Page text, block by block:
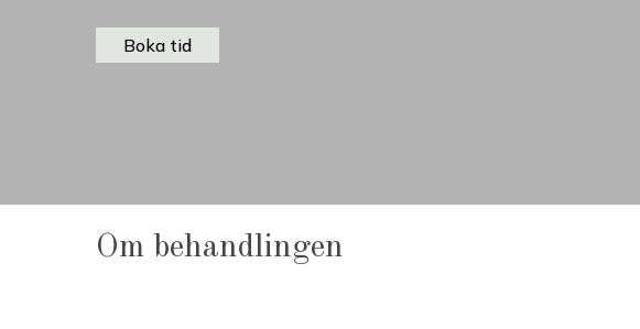
Boka tid
Om behandlingen